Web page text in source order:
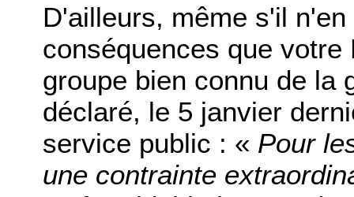
D'ailleurs, même s'il
conséquences que
groupe bien connu de la
déclaré, le 5 janvier
service public : « Pour
une contrainte